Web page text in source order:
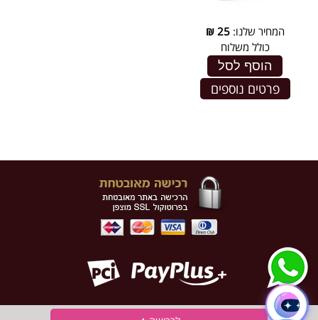
המחיר שלנו:25
₪
כולל משלוח
הוסף לסל
פרטים נוספים